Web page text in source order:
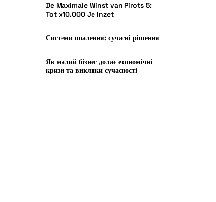
De Maximale Winst van Pirots 5:
Tot x10.000 Je Inzet
Системи опалення: сучасні рішення
Як малий бізнес долає економічні
кризи та виклики сучасності